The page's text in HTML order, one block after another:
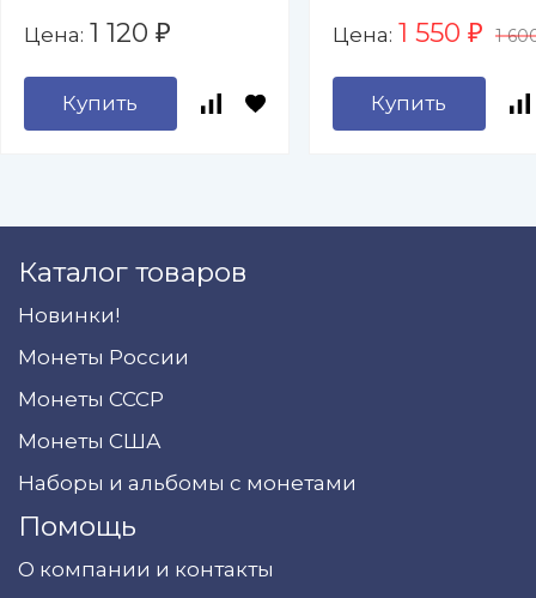
Цена: 1 120 ₽
Купить
Цена: 1 550 ₽ 1
Купить
Каталог товаров
Новинки!
Монеты России
Монеты СССР
Монеты США
Наборы и альбомы с монетами
Помощь
О компании и контакты